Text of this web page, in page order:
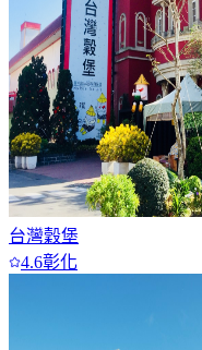
台灣穀堡
4.6彰化